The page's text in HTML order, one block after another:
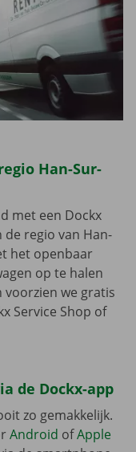
Han-Sur-
met een Dockx
regio van Han-
het openbaar
op te halen
voorzien we gratis
Service Shop of
de Dockx-app
zo gemakkelijk.
Android ofApple